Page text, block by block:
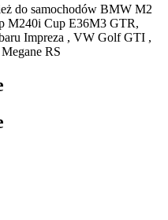
do samochodów BMW M2
M240i Cup E36M3 GTR,
Impreza , VW Golf GTI ,
RS